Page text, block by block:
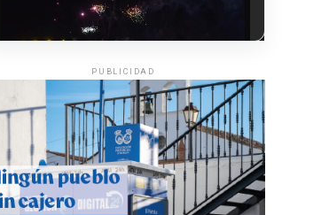
6º DÍA DE LAS FIESTAS COLOMBINAS
2026
·Huelvatv
PUBLICIDAD